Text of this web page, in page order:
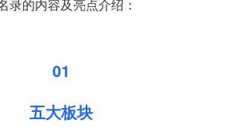
录的内容及亮点介绍：
01
五大板块